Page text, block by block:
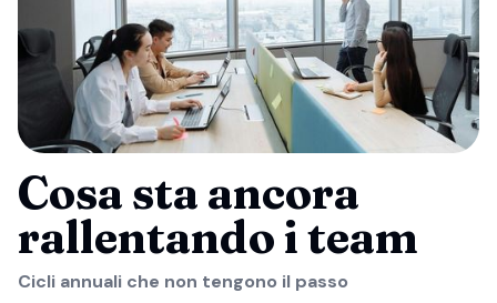
Cosa sta ancora
rallentando i team
Cicli annuali che non tengono il passo